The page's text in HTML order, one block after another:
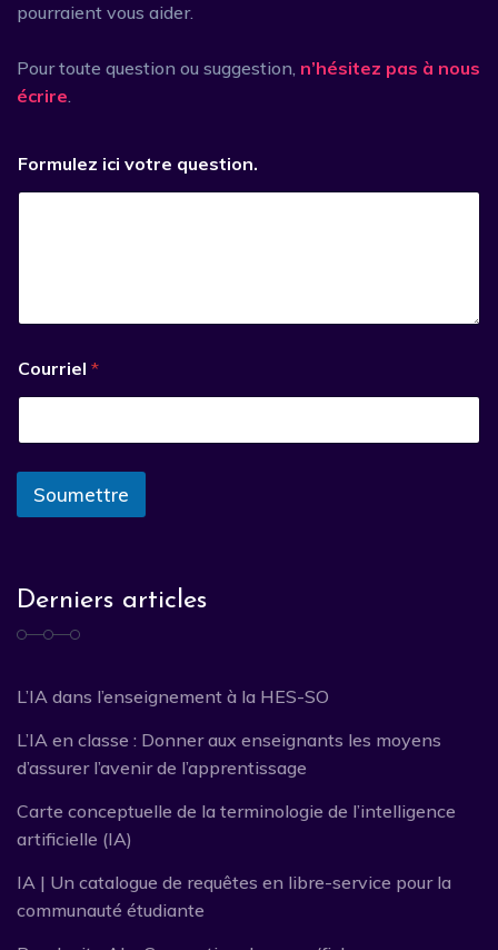
pourraient vous aider.
Pour toute question ou suggestion, n’hésitez pas à nous
écrire.
Formulez ici votre question.
Courriel *
Soumettre
Derniers articles
L’IA dans l’enseignement à la HES-SO
L’IA en classe : Donner aux enseignants les moyens
d’assurer l’avenir de l’apprentissage
Carte conceptuelle de la terminologie de l’intelligence
artificielle (IA)
IA | Un catalogue de requêtes en libre-service pour la
communauté étudiante